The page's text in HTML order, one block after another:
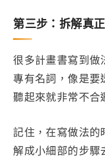
第三步：拆解真
很多計畫書寫到做
專有名詞，像是要
聽起來就非常不合
記住，在寫做法的
解成小細部的步驟